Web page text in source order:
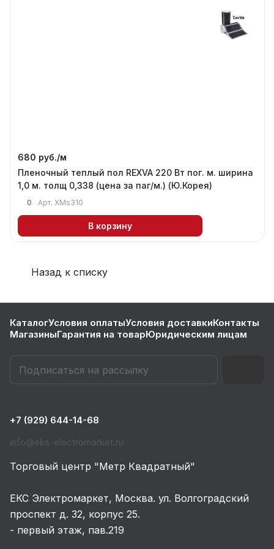
680 руб./м
Пленочный теплый пол REXVA 220 Вт пог. м. ширина
1,0 м. толщ 0,338 (цена за паг/м.) (Ю.Корея)
0 Арт. XMs310
В корзину
Назад к списку
КаталогУсловия оплатыУсловия доставкиКонтакты
МагазиныГарантия на товарЮридическим лицам
+7 (929) 644-14-68
info@eks-electromarket.ru
Торговый центр "Метр Квадратный"
ЕКС Электромаркет, Москва. ул. Волгоградский
проспект д. 32, корпус 25.
- первый этаж, пав.219